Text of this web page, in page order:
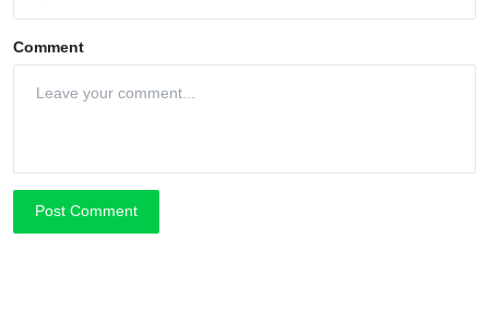
Comment
Post Comment